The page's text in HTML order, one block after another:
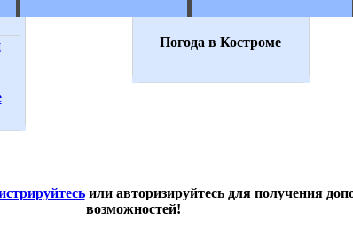
Погода в Костроме
или авторизируйтесь для получения
возможностей!